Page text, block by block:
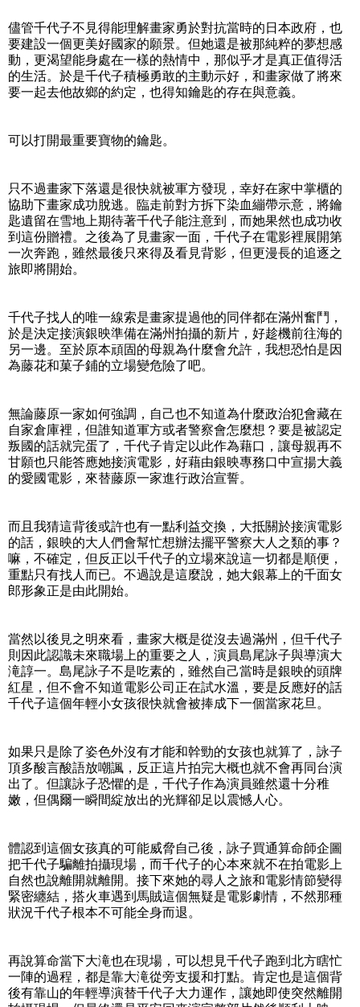
儘管千代子不見得能理解畫家勇於對抗當時的日本政府，也
要建設一個更美好國家的願景。但她還是被那純粹的夢想感
動，更渴望能身處在一樣的熱情中，那似乎才是真正值得活
的生活。於是千代子積極勇敢的主動示好，和畫家做了將來
要一起去他故鄉的約定，也得知鑰匙的存在與意義。
可以打開最重要寶物的鑰匙。
只不過畫家下落還是很快就被軍方發現，幸好在家中掌櫃的
協助下畫家成功脫逃。臨走前對方拆下染血繃帶示意，將鑰
匙遺留在雪地上期待著千代子能注意到，而她果然也成功收
到這份贈禮。之後為了見畫家一面，千代子在電影裡展開第
一次奔跑，雖然最後只來得及看見背影，但更漫長的追逐之
旅即將開始。
千代子找人的唯一線索是畫家提過他的同伴都在滿州奮鬥，
於是決定接演銀映準備在滿州拍攝的新片，好趁機前往海的
另一邊。至於原本頑固的母親為什麼會允許，我想恐怕是因
為藤花和菓子鋪的立場變危險了吧。
無論藤原一家如何強調，自己也不知道為什麼政治犯會藏在
自家倉庫裡，但誰知道軍方或者警察會怎麼想？要是被認定
叛國的話就完蛋了，千代子肯定以此作為藉口，讓母親再不
甘願也只能答應她接演電影，好藉由銀映專務口中宣揚大義
的愛國電影，來替藤原一家進行政治宣誓。
而且我猜這背後或許也有一點利益交換，大抵關於接演電影
的話，銀映的大人們會幫忙想辦法擺平警察大人之類的事？
嘛，不確定，但反正以千代子的立場來說這一切都是順便，
重點只有找人而已。不過說是這麼說，她大銀幕上的千面女
郎形象正是由此開始。
當然以後見之明來看，畫家大概是從沒去過滿州，但千代子
則因此認識未來職場上的重要之人，演員島尾詠子與導演大
滝諄一。島尾詠子不是吃素的，雖然自己當時是銀映的頭牌
紅星，但不會不知道電影公司正在試水溫，要是反應好的話
千代子這個年輕小女孩很快就會被捧成下一個當家花旦。
如果只是除了姿色外沒有才能和幹勁的女孩也就算了，詠子
頂多酸言酸語放嘲諷，反正這片拍完大概也就不會再同台演
出了。但讓詠子恐懼的是，千代子作為演員雖然還十分稚
嫩，但偶爾一瞬間綻放出的光輝卻足以震憾人心。
體認到這個女孩真的可能威脅自己後，詠子買通算命師企圖
把千代子騙離拍攝現場，而千代子的心本來就不在拍電影上
自然也說離開就離開。接下來她的尋人之旅和電影情節變得
緊密纏結，搭火車遇到馬賊這個無疑是電影劇情，不然那種
狀況千代子根本不可能全身而退。
再說算命當下大滝也在現場，可以想見千代子跑到北方瞎忙
一陣的過程，都是靠大滝從旁支援和打點。肯定也是這個背
後有靠山的年輕導演替千代子大力運作，讓她即使突然離開